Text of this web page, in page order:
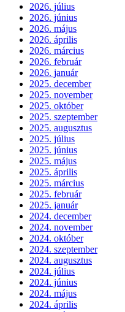
2026. július
2026. június
2026. május
2026. április
2026. március
2026. február
2026. január
2025. december
2025. november
2025. október
2025. szeptember
2025. augusztus
2025. július
2025. június
2025. május
2025. április
2025. március
2025. február
2025. január
2024. december
2024. november
2024. október
2024. szeptember
2024. augusztus
2024. július
2024. június
2024. május
2024. április